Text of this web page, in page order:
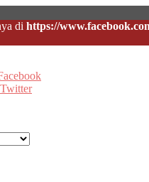
di https://